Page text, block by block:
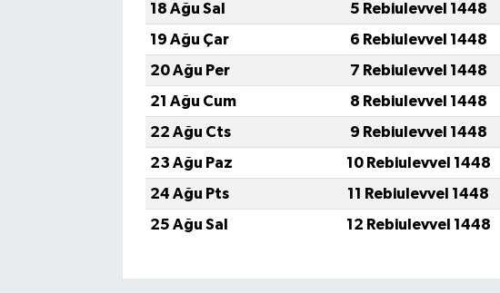
18 Ağu Sal
5 Rebiulevvel 1448
19 Ağu Çar
6 Rebiulevvel 1448
20 Ağu Per
7 Rebiulevvel 1448
21 Ağu Cum
8 Rebiulevvel 1448
22 Ağu Cts
9 Rebiulevvel 1448
23 Ağu Paz
10 Rebiulevvel 1448
24 Ağu Pts
11 Rebiulevvel 1448
25 Ağu Sal
12 Rebiulevvel 1448